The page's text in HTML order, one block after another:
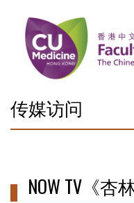
传媒访问
NOW TV《